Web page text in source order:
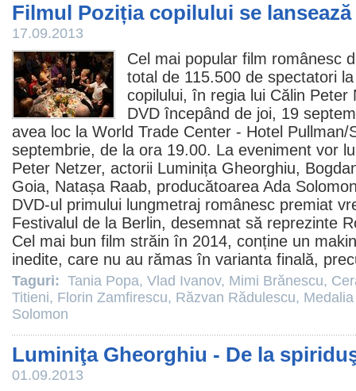
Filmul Poziția copilului se lansează
17.09.2013
Cel mai popular film românesc
total de 115.500 de spectatori
copilului, în regia lui Călin Peter
DVD începând de joi, 19
avea loc la World Trade Center - Hotel Pullman/
septembrie, de la ora 19.00. La eveniment vor
Peter Netzer, actorii Luminița Gheorghiu,
Goia, Natașa Raab, producătoarea Ada
DVD-ul primului lungmetraj românesc premiat
Festivalul de la Berlin, desemnat să reprezinte
Cel mai bun film străin în 2014, conține un
inedite, care nu au rămas în varianta finală,
Taguri: Tania Popa, Vlad Ivanov, Mimi Brănescu,
Titieni, Florin Zamfirescu, Răzvan Rădulescu,
Solomon
Luminiţa Gheorghiu - De la
01.09.2013